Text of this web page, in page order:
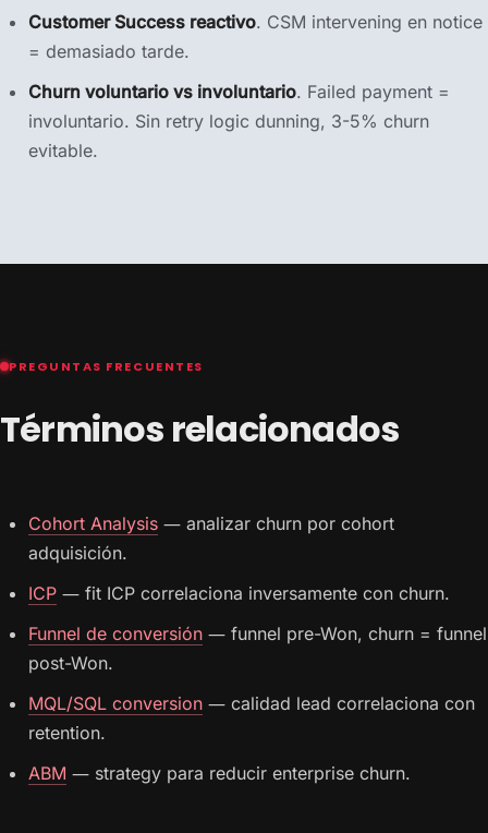
Customer Success reactivo. CSM intervening en notice
= demasiado tarde.
Churn voluntario vs involuntario. Failed payment =
involuntario. Sin retry logic dunning, 3-5% churn
evitable.
PREGUNTAS FRECUENTES
Términos relacionados
Cohort Analysis — analizar churn por cohort
adquisición.
ICP — fit ICP correlaciona inversamente con churn.
Funnel de conversión — funnel pre-Won, churn = funnel
post-Won.
MQL/SQL conversion — calidad lead correlaciona con
retention.
ABM — strategy para reducir enterprise churn.